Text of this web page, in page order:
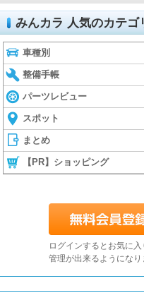
みんカラ 人気のカテゴ
車種別
整備手帳
パーツレビュー
スポット
まとめ
【PR】ショッピング
ログインするとお気に
管理が出来るようになり